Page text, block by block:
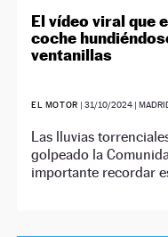
El vídeo viral que
coche
ventanillas
EL MOTOR | 31/10/2024|
Las lluvias
golpeado la
importante recordar